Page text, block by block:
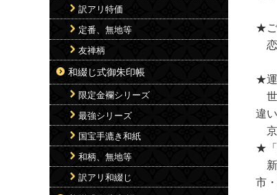
★
恋
★運
世
違
京
★「
新
市
訳アリ特価
定番、無地等
友禅柄
和綴じ式御朱印帳
限定金襴シリーズ
最強シリーズ
国宝手漉き和紙
和柄、無地等
訳アリ和綴じ